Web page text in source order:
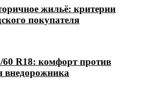
жильё: критерии
покупателя
R18: комфорт против
внедорожника